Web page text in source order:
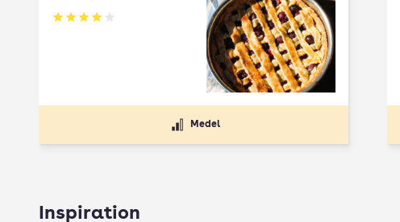
Betyg: 4 av 5
Medel
Inspiration